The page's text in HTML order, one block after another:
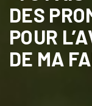
DES
POUR
DE MA